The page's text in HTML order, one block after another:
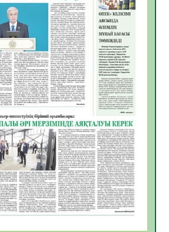
туралы
56
туралы мәлімет
57
облысы полиция
20 мыңнан астам
қамтамасыз етті
67
«САНАЛЫ ҰРПАҚ –
АТТЫ КЕҢЕЙТІЛГЕН
70
Азиядағы көшуге ең